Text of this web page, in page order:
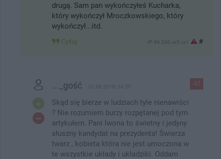
drugą. Sam pan wykończyłeś Kucharka,
który wykończył Mroczkowskiego, który
wykończył...itd.
Cytuj IP: 89.200.xx5.xx1 #
-37
..._gość
Skąd się bierze w ludziach tyle nienawiści
? Nie rozumiem burzy rozpętanej pod tym
artykułem. Pani Iwona to świetny i jedyny
słuszny kandydat na prezydenta! Świerza
twarz , kobieta która nie jest umoczona w
te wszystkie układy i układziki. Oddam